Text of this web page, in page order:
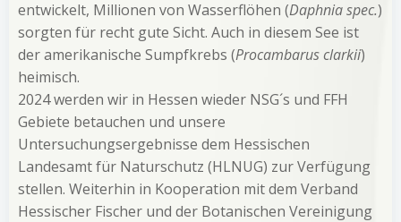
entwickelt, Millionen von Wasserflöhen (Daphnia spec.)
sorgten für recht gute Sicht. Auch in diesem See ist
der amerikanische Sumpfkrebs (Procambarus clarkii)
heimisch.
2024 werden wir in Hessen wieder NSG´s und FFH
Gebiete betauchen und unsere
Untersuchungsergebnisse dem Hessischen
Landesamt für Naturschutz (HLNUG) zur Verfügung
stellen. Weiterhin in Kooperation mit dem Verband
Hessischer Fischer und der Botanischen Vereinigung